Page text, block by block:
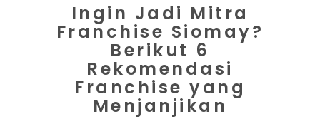
Ingin Jadi Mitra
Franchise Siomay?
Berikut 6
Rekomendasi
Franchise yang
Menjanjikan